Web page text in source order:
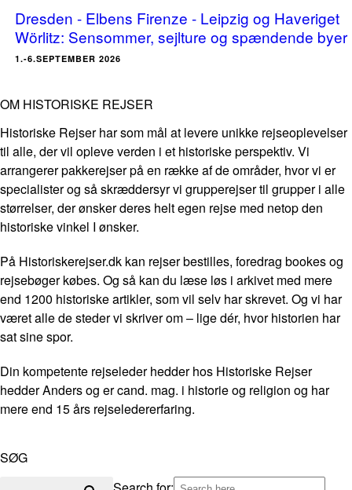
Dresden - Elbens Firenze - Leipzig og Haveriget
Wörlitz: Sensommer, sejlture og spændende byer
1.-6.SEPTEMBER 2026
OM HISTORISKE REJSER
Historiske Rejser har som mål at levere unikke rejseoplevelser
til alle, der vil opleve verden i et historiske perspektiv. Vi
arrangerer pakkerejser på en række af de områder, hvor vi er
specialister og så skræddersyr vi grupperejser til grupper i alle
størrelser, der ønsker deres helt egen rejse med netop den
historiske vinkel I ønsker.
På Historiskerejser.dk kan rejser bestilles, foredrag bookes og
rejsebøger købes. Og så kan du læse løs i arkivet med mere
end 1200 historiske artikler, som vil selv har skrevet. Og vi har
været alle de steder vi skriver om – lige dér, hvor historien har
sat sine spor.
Din kompetente rejseleder hedder hos Historiske Rejser
hedder Anders og er cand. mag. i historie og religion og har
mere end 15 års rejseledererfaring.
SØG